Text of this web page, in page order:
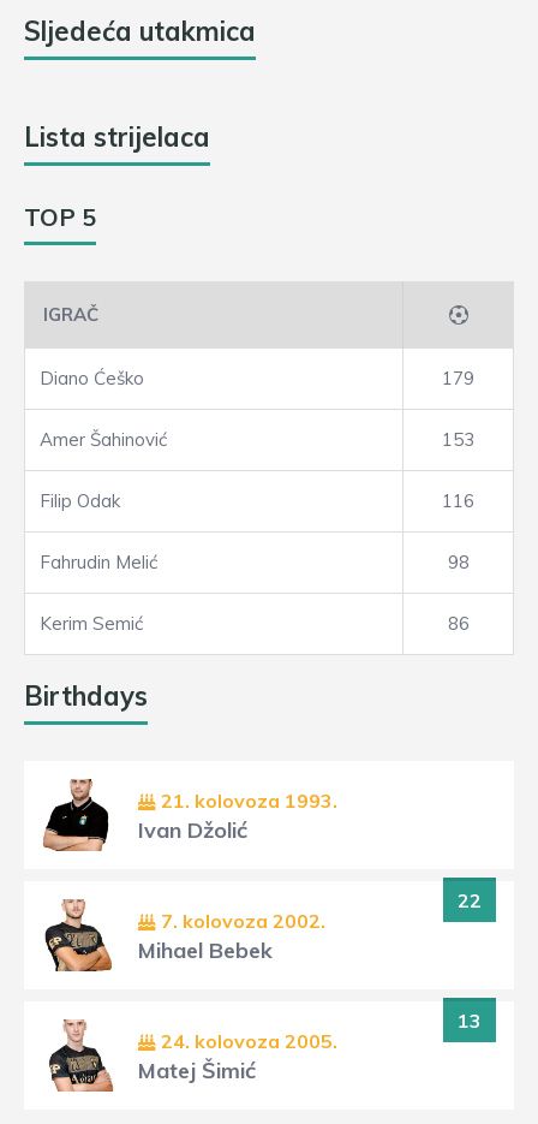
Sljedeća utakmica
Lista strijelaca
TOP 5
IGRAČ
Diano Ćeško 179
Amer Šahinović 153
Filip Odak 116
Fahrudin Melić 98
Kerim Semić 86
Birthdays
21. kolovoza 1993.
Ivan Džolić
22
7. kolovoza 2002.
Mihael Bebek
13
24. kolovoza 2005.
Matej Šimić